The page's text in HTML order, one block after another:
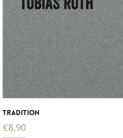
TRADITION
€8,90